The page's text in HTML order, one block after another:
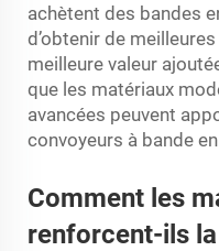
achètent des bandes
d’obtenir de
meilleure valeur
que les matériaux
avancées peuvent
convoyeurs à bande
Comment les
renforcent-ils